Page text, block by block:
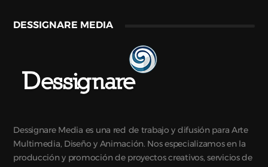
DESSIGNARE MEDIA
Dessignare Media es una red de trabajo y difusión para Arte
Multimedia, Diseño y Animación. Nos especializamos en la
producción y promoción de proyectos creativos, servicios de